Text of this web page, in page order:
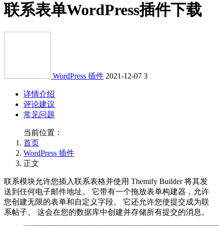
联系表单WordPress插件下载
WordPress 插件 2021-12-07 3
详情介绍
评论建议
常见问题
当前位置：
首页
WordPress 插件
正文
联系模块允许您插入联系表格并使用 Themify Builder 将其发
送到任何电子邮件地址。 它带有一个拖放表单构建器，允许
您创建无限的表单和自定义字段。 它还允许您使提交成为联
系帖子。 这会在您的数据库中创建并存储所有提交的消息。